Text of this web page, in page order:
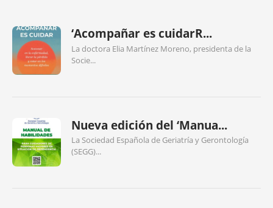
‘Acompañar es cuidarR...
La doctora Elia Martínez Moreno, presidenta de la
Socie...
Nueva edición del ‘Manua...
La Sociedad Española de Geriatría y Gerontología
(SEGG)...